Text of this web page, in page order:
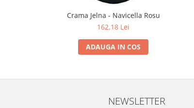
Crama Jelna - Navicella Rosu
162,18 Lei
ADAUGA IN COS
NEWSLETTER